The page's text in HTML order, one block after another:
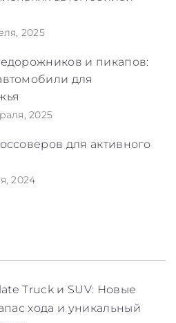
2025
и пикапов:
для
2025
для активного
2024
Truck и SUV: Новые
хода и уникальный